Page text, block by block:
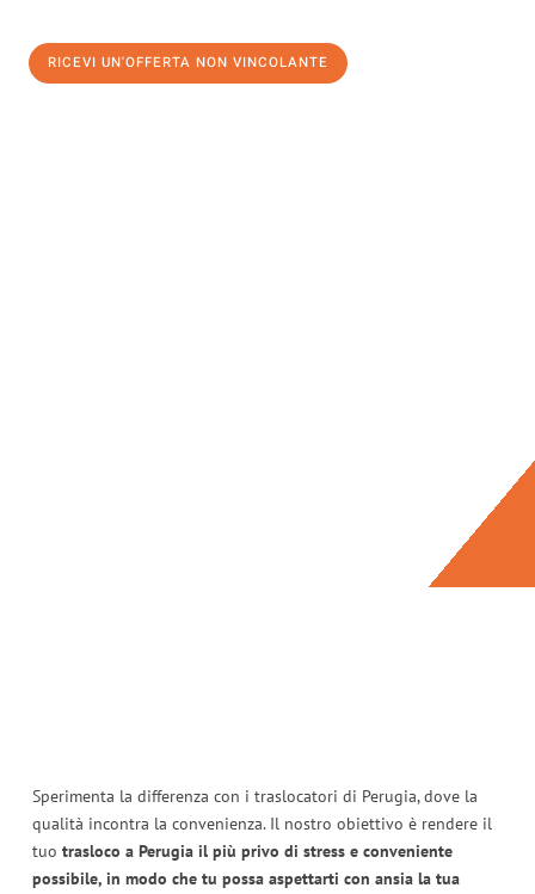
RICEVI UN'OFFERTA NON VINCOLANTE
Sperimenta la differenza con i traslocatori di Perugia, dove la
qualità incontra la convenienza. Il nostro obiettivo è rendere il
tuo trasloco a Perugia il più privo di stress e conveniente
possibile, in modo che tu possa aspettarti con ansia la tua